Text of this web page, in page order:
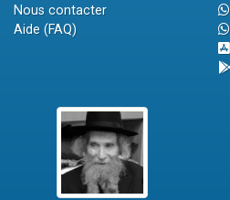
Nous contacter
Aide (FAQ)